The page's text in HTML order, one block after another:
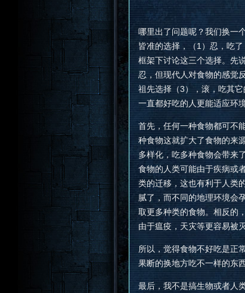
哪里出了问题呢？我们换一
皆准的选择，（1）忍，吃
框架下讨论这三个选择。先
忍，但现代人对食物的感觉
祖先选择（3），滚，吃其
一直都好吃的人更能适应环
首先，任何一种食物都可不
种食物这就扩大了食物的来
多样化，吃多种食物会带来
食物的人类可能由于疾病或
类的迁移，这也有利于人类
腻了，而不同的地理环境会
取更多种类的食物。相反的
由于瘟疫，天灾等更容易被
所以，觉得食物不好吃是正
果断的换地方吃不一样的东
最后，我不是搞生物或者人